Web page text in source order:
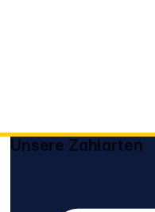
Unsere Zahlarten